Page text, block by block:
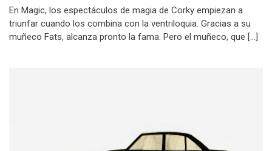
En Magic, los espectáculos de magia de Corky empiezan a
triunfar cuando los combina con la ventriloquia. Gracias a su
muñeco Fats, alcanza pronto la fama. Pero el muñeco, que […]